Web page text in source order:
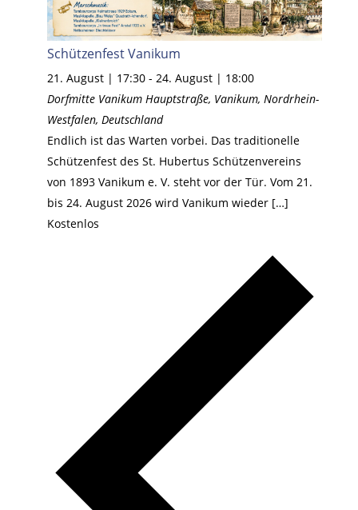
Schützenfest Vanikum
21. August | 17:30- 24. August | 18:00
Dorfmitte Vanikum Hauptstraße, Vanikum, Nordrhein-
Westfalen, Deutschland
Endlich ist das Warten vorbei. Das traditionelle
Schützenfest des St. Hubertus Schützenvereins
von 1893 Vanikum e. V. steht vor der Tür. Vom 21.
bis 24. August 2026 wird Vanikum wieder […]
Kostenlos